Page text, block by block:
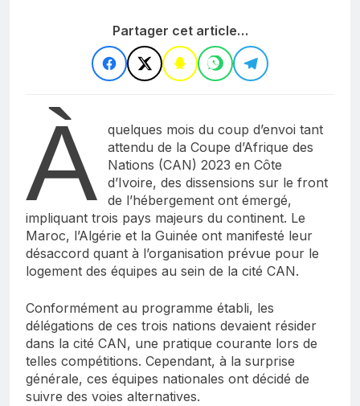
Partager cet article…
À
quelques mois du coup d’envoi tant
attendu de la Coupe d’Afrique des
Nations (CAN) 2023 en Côte
d’Ivoire, des dissensions sur le front
de l’hébergement ont émergé,
impliquant trois pays majeurs du continent. Le
Maroc, l’Algérie et la Guinée ont manifesté leur
désaccord quant à l’organisation prévue pour le
logement des équipes au sein de la cité CAN.
Conformément au programme établi, les
délégations de ces trois nations devaient résider
dans la cité CAN, une pratique courante lors de
telles compétitions. Cependant, à la surprise
générale, ces équipes nationales ont décidé de
suivre des voies alternatives.